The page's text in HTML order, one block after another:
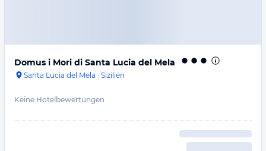
Domus i Mori di Santa Lucia del Mela
Santa Lucia del Mela · Sizilien
Keine Hotelbewertungen